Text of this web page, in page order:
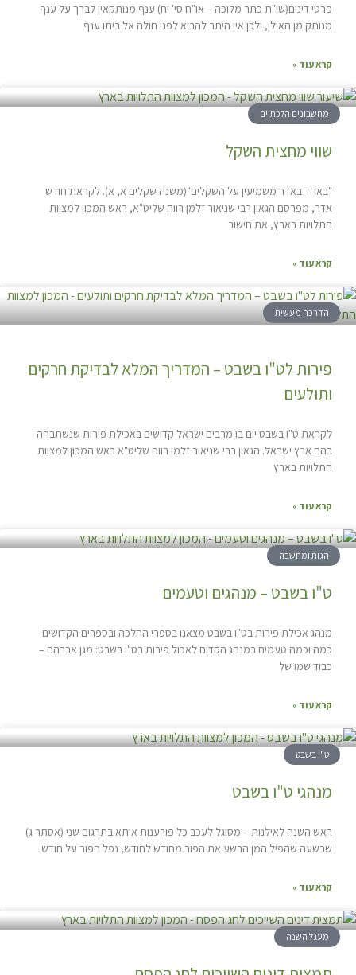
פרטי דינים(שו"ת כתר מלוכה – או"ח סי' יח) ענף מנותקאין לברך על ענף
מנותק מן האילן, ולכן אין היתר להביא לפני חולה אל ביתו ענף
קרא עוד »
מחשבונים הלכתיים
שווי מחצית השקל
"באחד באדר משמיעין על השקלים"(משנה שקלים א, א). לקראת חודש
אדר, מפרסם הגאון רבי שניאור זלמן רווח שליט"א, ראש המכון למצוות
התלויות בארץ, את חישוב
קרא עוד »
הדרכה מעשית
פירות לט"ו בשבט – המדריך המלא לבדיקת חרקים
ותולעים
לקראת ט"ו בשבט יום בו מרבים ישראל קדושים באכילת פירות שנשתבחה
בהם ארץ ישראל. הגאון רבי שניאור זלמן רווח שליט"א ראש המכון למצוות
התלויות בארץ
קרא עוד »
הגות ומחשבה
ט"ו בשבט – מנהגים וטעמים
מנהג אכילת פירות בט"ו בשבט מצאנו בספרי ההלכה ובספרים הקדושים
כמה וכמה טעמים במנהג הקדום לאכול פירות בט"ו בשבט: מגן אברהם –
כבוד שמו של
קרא עוד »
ט"ו בשבט
מנהגי ט"ו בשבט
ראש השנה לאילנות – מסוגל לעכב כל פורענות איתא בתרגום שני (אסתר ג)
שבשעה שהפיל המן הרשע את הפור מחודש לחודש, נפל הפור על חודש
קרא עוד »
מעגל השנה